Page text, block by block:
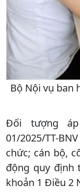
Bộ Nội vụ ban
Đối tượng
01/2025/TT-
chức; cán bộ,
động quy định
khoản 1 Điều 2